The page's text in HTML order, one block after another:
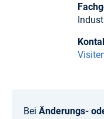
Bei Änderungs-